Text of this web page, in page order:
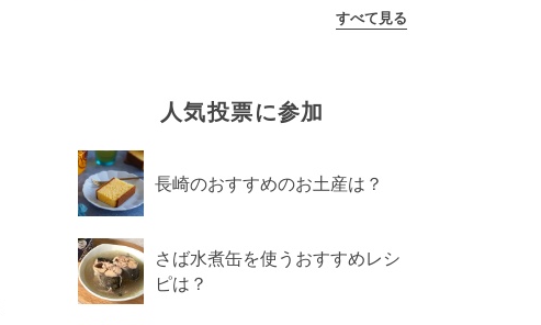
すべて見る
人気投票に参加
長崎のおすすめのお土産は？
さば水煮缶を使うおすすめレシ
ピは？